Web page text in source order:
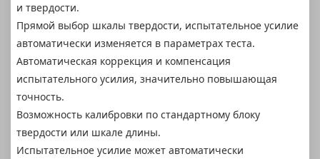
и твердости.
Прямой выбор шкалы твердости, испытательное усилие
автоматически изменяется в параметрах теста.
Автоматическая коррекция и компенсация
испытательного усилия, значительно повышающая
точность.
Возможность калибровки по стандартному блоку
твердости или шкале длины.
Испытательное усилие может автоматически